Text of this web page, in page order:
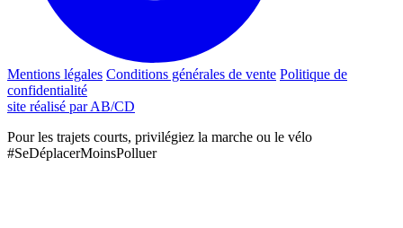
Mentions légales Conditions générales de vente Politique de
confidentialité
site réalisé par AB/CD
Pour les trajets courts, privilégiez la marche ou le vélo
#SeDéplacerMoinsPolluer